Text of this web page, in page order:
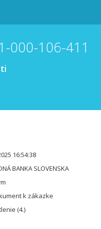
000-106-411
16:54:38
BANKA SLOVENSKA
k zákazke
(4.)